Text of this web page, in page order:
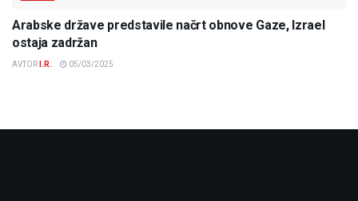
Arabske države predstavile načrt obnove Gaze, Izrael
ostaja zadržan
AVTOR I.R. 05/03/2025